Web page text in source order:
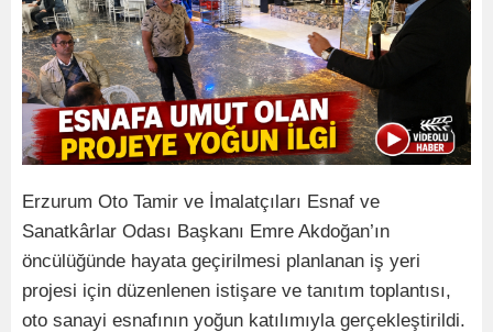
Erzurum Oto Tamir ve İmalatçıları Esnaf ve
Sanatkârlar Odası Başkanı Emre Akdoğan’ın
öncülüğünde hayata geçirilmesi planlanan iş yeri
projesi için düzenlenen istişare ve tanıtım toplantısı,
oto sanayi esnafının yoğun katılımıyla gerçekleştirildi.